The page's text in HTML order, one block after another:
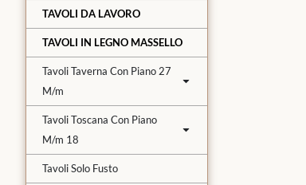
TAVOLI DA LAVORO
TAVOLI IN LEGNO MASSELLO
Tavoli Taverna Con Piano 27
M/m
Tavoli Toscana Con Piano
M/m 18
Tavoli Solo Fusto